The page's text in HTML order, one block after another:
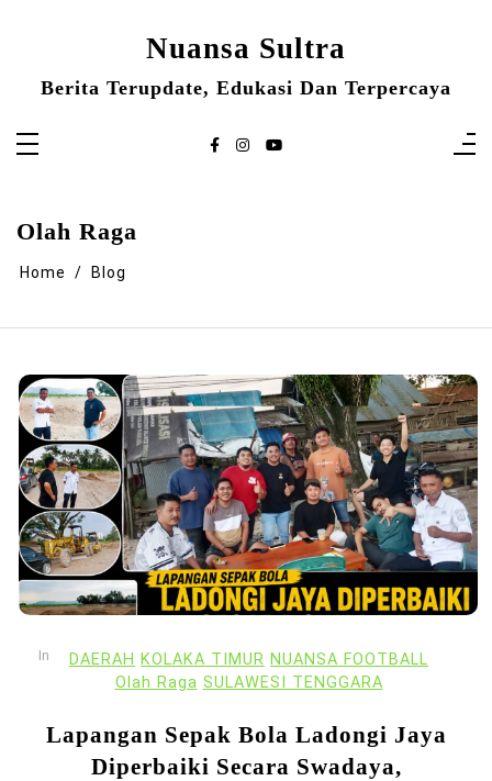
Nuansa Sultra
Berita Terupdate, Edukasi Dan Terpercaya
Olah Raga
Home Blog
In DAERAH KOLAKA TIMUR NUANSA FOOTBALL
Olah Raga SULAWESI TENGGARA
Lapangan Sepak Bola Ladongi Jaya
Diperbaiki Secara Swadaya,